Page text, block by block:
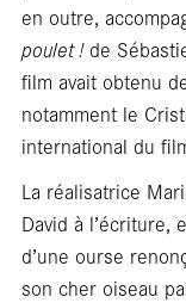
en outre,
poulet !de
film avait obtenu
notamment le
international du
La réalisatrice
David à l’écriture,
d’une ourse
son cher oiseau